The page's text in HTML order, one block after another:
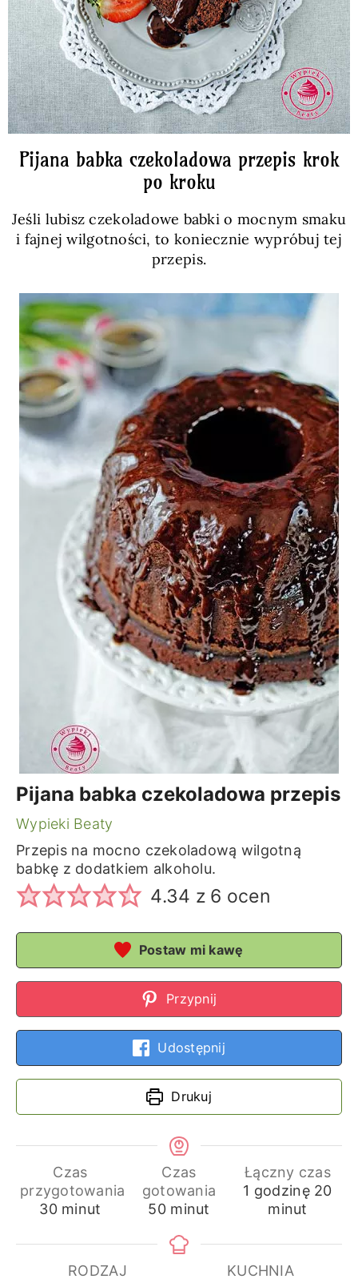
Pijana babka czekoladowa przepis krok
po kroku
Jeśli lubisz czekoladowe babki o mocnym smaku
i fajnej wilgotności, to koniecznie wypróbuj tej
przepis.
Pijana babka czekoladowa przepis
Wypieki Beaty
Przepis na mocno czekoladową wilgotną
babkę z dodatkiem alkoholu.
4.34 z 6 ocen
Postaw mi kawę
Przypnij
Udostępnij
Drukuj
Czas
przygotowania
30minuty
minut
Czas
gotowania
50minuty
minut
Łączny czas
1 godzina
godzinę 20
minut
RODZAJ KUCHNIA